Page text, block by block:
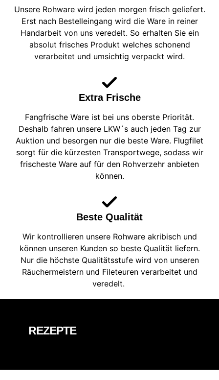
Unsere Rohware wird jeden morgen frisch geliefert.
Erst nach Bestelleingang wird die Ware in reiner
Handarbeit von uns veredelt. So erhalten Sie ein
absolut frisches Produkt welches schonend
verarbeitet und umsichtig verpackt wird.
Extra Frische
Fangfrische Ware ist bei uns oberste Priorität.
Deshalb fahren unsere LKW´s auch jeden Tag zur
Auktion und besorgen nur die beste Ware. Flugfilet
sorgt für die kürzesten Transportwege, sodass wir
frischeste Ware auf für den Rohverzehr anbieten
können.
Beste Qualität
Wir kontrollieren unsere Rohware akribisch und
können unseren Kunden so beste Qualität liefern.
Nur die höchste Qualitätsstufe wird von unseren
Räuchermeistern und Fileteuren verarbeitet und
veredelt.
REZEPTE